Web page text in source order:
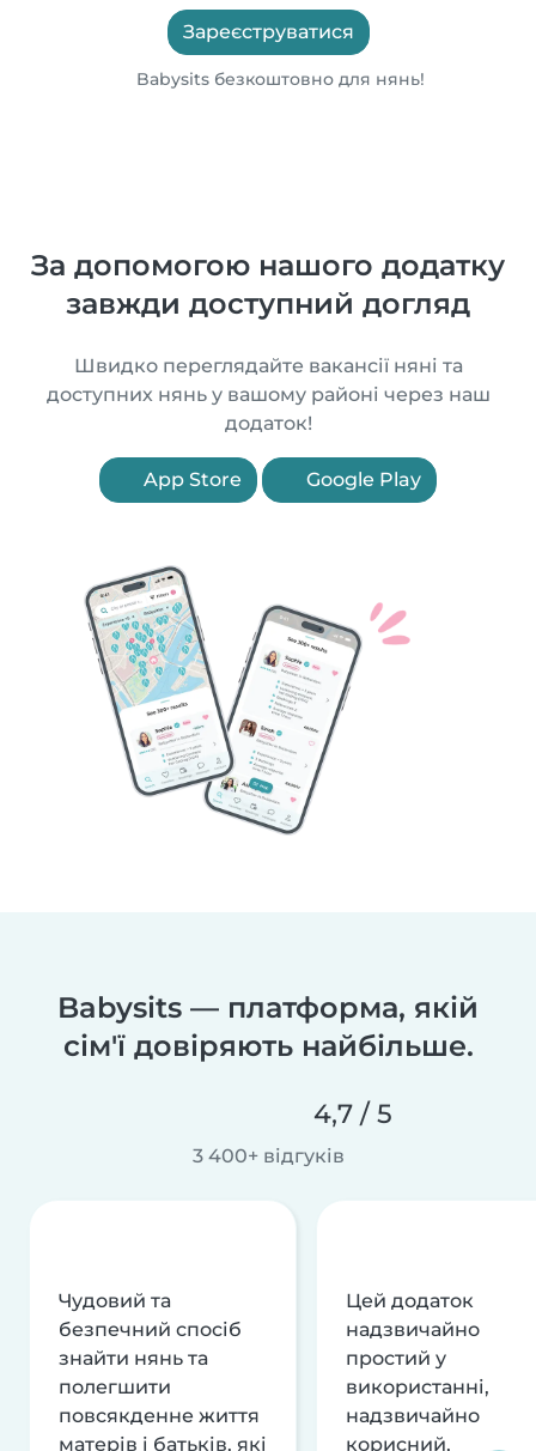
Зареєструватися
Babysits безкоштовно для нянь!
За допомогою нашого додатку
завжди доступний догляд
Швидко переглядайте вакансії няні та
доступних нянь у вашому районі через наш
додаток!
App Store Google Play
Babysits — платформа, якій
сім'ї довіряють найбільше.
4,7 / 5
3 400+ відгуків
Чудовий та
безпечний спосіб
знайти нянь та
полегшити
повсякденне життя
матерів і батьків, які
Цей додаток
надзвичайно
простий у
використанні,
надзвичайно
корисний,